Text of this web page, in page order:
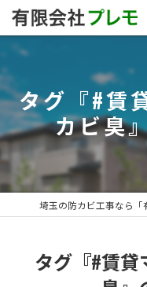
タグ『#賃
カビ臭
タグ『#賃貸